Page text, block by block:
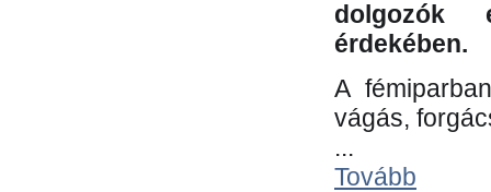
dolgozók
érdekében.
A
vágás,
...
Tovább